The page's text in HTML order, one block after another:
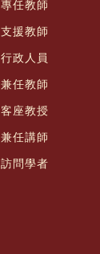
專任教師
支援教師
行政人員
兼任教師
客座教授
兼任講師
訪問學者